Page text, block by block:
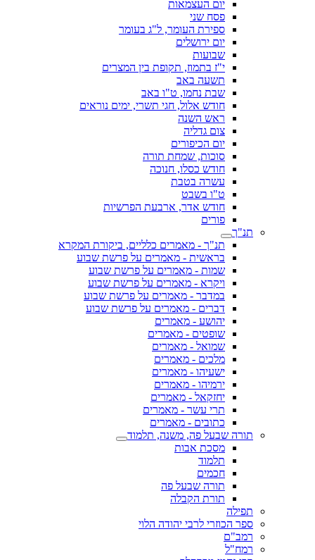
יום העצמאות
פסח שני
ספירת העומר, ל"ג בעומר
יום ירושלים
שבועות
י"ז בתמוז, תקופת בין המצרים
תשעה באב
שבת נחמו, ט"ו באב
חודש אלול, חגי תשרי, ימים נוראים
ראש השנה
צום גדליה
יום הכיפורים
סוכות, שמחת תורה
חודש כסלו, חנוכה
עשרה בטבת
ט"ו בשבט
חודש אדר, ארבעת הפרשיות
פורים
תנ"ך
תנ"ך - מאמרים כלליים, ביקורת המקרא
בראשית - מאמרים על פרשת שבוע
שמות - מאמרים על פרשת שבוע
ויקרא - מאמרים על פרשת שבוע
במדבר - מאמרים על פרשת שבוע
דברים - מאמרים על פרשת שבוע
יהושע - מאמרים
שופטים - מאמרים
שמואל - מאמרים
מלכים - מאמרים
ישעיהו - מאמרים
ירמיהו - מאמרים
יחזקאל - מאמרים
תרי עשר - מאמרים
כתובים - מאמרים
תורה שבעל פה, משנה, תלמוד
מסכת אבות
תלמוד
חכמים
תורה שבעל פה
תורת הקבלה
תפילה
ספר הכוזרי לרבי יהודה הלוי
רמב"ם
רמח"ל